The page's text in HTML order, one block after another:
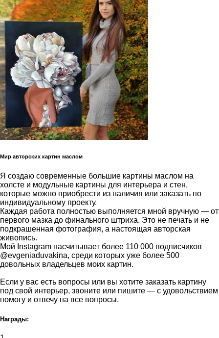
Мир авторских картин маслом
Я создаю современные большие картины маслом на
холсте и модульные картины для интерьера и стен,
которые можно приобрести из наличия или заказать по
индивидуальному проекту.
Каждая работа полностью выполняется мной вручную — от
первого мазка до финального штриха. Это не печать и не
подкрашенная фотография, а настоящая авторская
живопись.
Мой Instagram насчитывает более 110 000 подписчиков
@evgeniaduvakina, среди которых уже более 500
довольных владельцев моих картин.
Если у вас есть вопросы или вы хотите заказать картину
под свой интерьер, звоните или пишите — с удовольствием
помогу и отвечу на все вопросы.
Награды: